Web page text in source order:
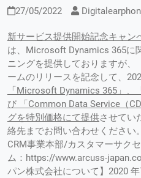
27/05/2022
新サービス提供開始記念キャン
は、Microsoft Dynamics 365に
ニングを提供しておりますが、
ームのリリースを記念して、
「Microsoft Dynamics 365 」 、
び 「Common Data Service （C
グを特別価格にて提供させてい
絡先までお問い合わせください
CRM事業本部/カスタマーサク
ム：https://www.arcuss-
パン株式会社について】2020